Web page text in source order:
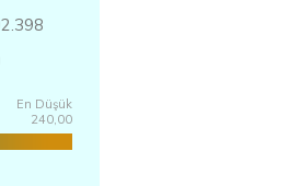
En Düşük
240,00